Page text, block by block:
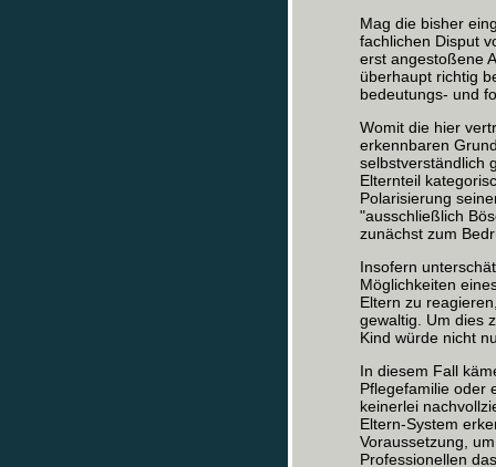
Mag die bisher
fachlichen Disput
erst angestoßene
überhaupt richtig
bedeutungs- und
Womit die hier
erkennbaren
selbstverständlich
Elternteil
Polarisierung
"ausschließlich
zunächst zum
Insofern
Möglichkeiten
Eltern zu
gewaltig. Um dies
Kind würde nicht
In diesem Fall
Pflegefamilie oder
keinerlei
Eltern-System
Voraussetzung,
Professionellen